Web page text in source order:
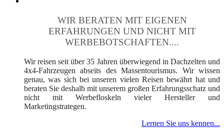
WIR BERATEN MIT EIGENEN
ERFAHRUNGEN UND NICHT MIT
WERBEBOTSCHAFTEN....
Wir reisen seit über 35 Jahren überwiegend in Dachzelten und
4x4-Fahrzeugen abseits des Massentourismus. Wir wissen
genau, was sich bei unseren vielen Reisen bewährt hat und
beraten Sie deshalb mit unserem großen Erfahrungsschatz und
nicht mit Werbefloskeln vieler Hersteller und
Marketingstrategen.
Lernen Sie uns kennen...